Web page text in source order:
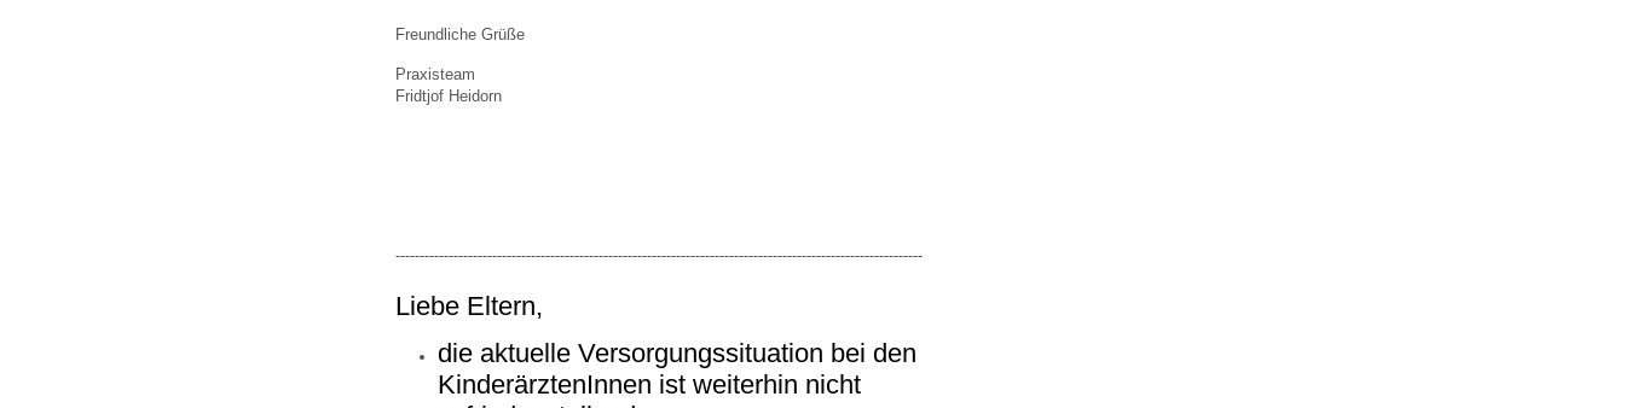
Freundliche Grüße
Praxisteam
Fridtjof Heidorn
-------------------------------------------------------------------------------------------------------------
Liebe Eltern,
die aktuelle Versorgungssituation bei den
KinderärztenInnen ist weiterhin nicht